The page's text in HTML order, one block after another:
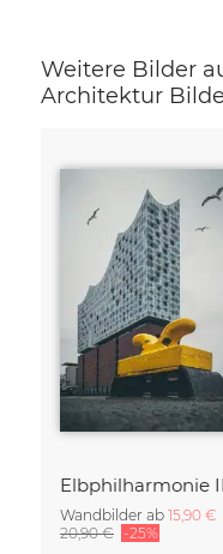
Weitere Bilder
Architektur
Elbphilharmonie II
Wandbilder ab 15,90 €
20,90 € -25%